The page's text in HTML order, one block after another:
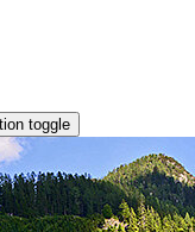
toggle